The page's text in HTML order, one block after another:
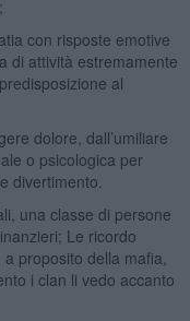
con risposte emotive
di attività estremamente
al
dolore, dall’umiliare
o psicologica per
divertimento.
una classe di persone
Le ricordo
proposito della mafia,
i clan li vedo accanto